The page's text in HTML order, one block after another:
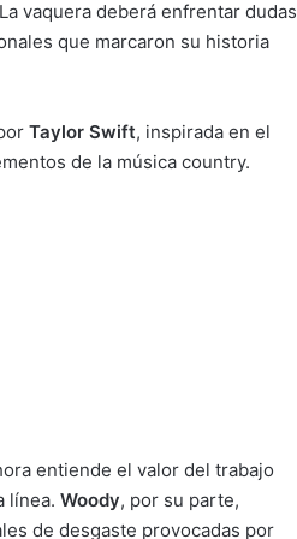
vaquera deberá enfrentar dudas
que marcaron su historia
Taylor Swift, inspirada en el
de la música country.
entiende el valor del trabajo
línea.Woody, por su parte,
de desgaste provocadas por